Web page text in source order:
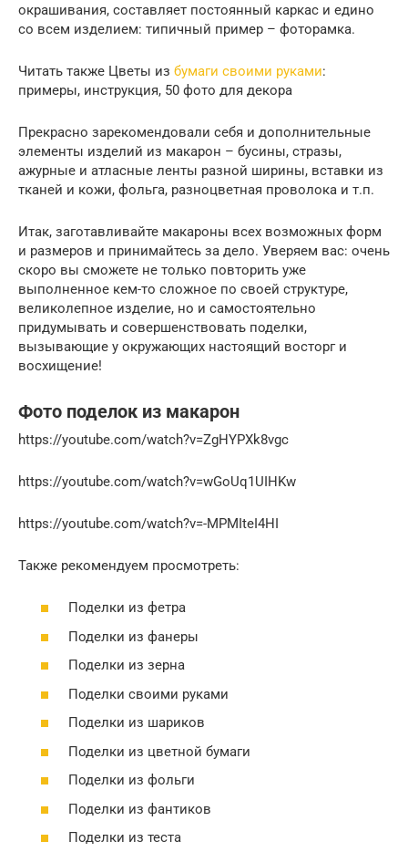
окрашивания, составляет постоянный каркас и едино
со всем изделием: типичный пример – фоторамка.
Читать также Цветы из бумаги своими руками:
примеры, инструкция, 50 фото для декора
Прекрасно зарекомендовали себя и дополнительные
элементы изделий из макарон – бусины, стразы,
ажурные и атласные ленты разной ширины, вставки из
тканей и кожи, фольга, разноцветная проволока и т.п.
Итак, заготавливайте макароны всех возможных форм
и размеров и принимайтесь за дело. Уверяем вас: очень
скоро вы сможете не только повторить уже
выполненное кем-то сложное по своей структуре,
великолепное изделие, но и самостоятельно
придумывать и совершенствовать поделки,
вызывающие у окружающих настоящий восторг и
восхищение!
Фото поделок из макарон
https://youtube.com/watch?v=ZgHYPXk8vgc
https://youtube.com/watch?v=wGoUq1UIHKw
https://youtube.com/watch?v=-MPMIteI4HI
Также рекомендуем просмотреть:
Поделки из фетра
Поделки из фанеры
Поделки из зерна
Поделки своими руками
Поделки из шариков
Поделки из цветной бумаги
Поделки из фольги
Поделки из фантиков
Поделки из теста